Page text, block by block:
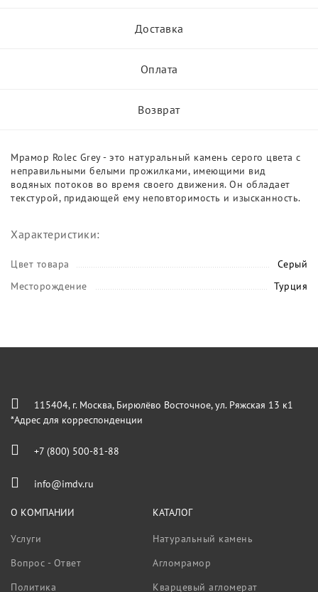
Доставка
Оплата
Возврат
Мрамор Rolec Grey - это натуральный камень серого цвета с
неправильными белыми прожилками, имеющими вид
водяных потоков во время своего движения. Он обладает
текстурой, придающей ему неповторимость и изысканность.
Характеристики:
Цвет товара
Серый
Месторождение
Турция
115404, г. Москва, Бирюлёво Восточное, ул. Ряжская 13 к1
*Адрес для корреспонденции
+7 (800) 500-81-88
info@imdv.ru
О КОМПАНИИ
Услуги
Вопрос - Ответ
Политика
КАТАЛОГ
Натуральный камень
Агломрамор
Кварцевый агломерат